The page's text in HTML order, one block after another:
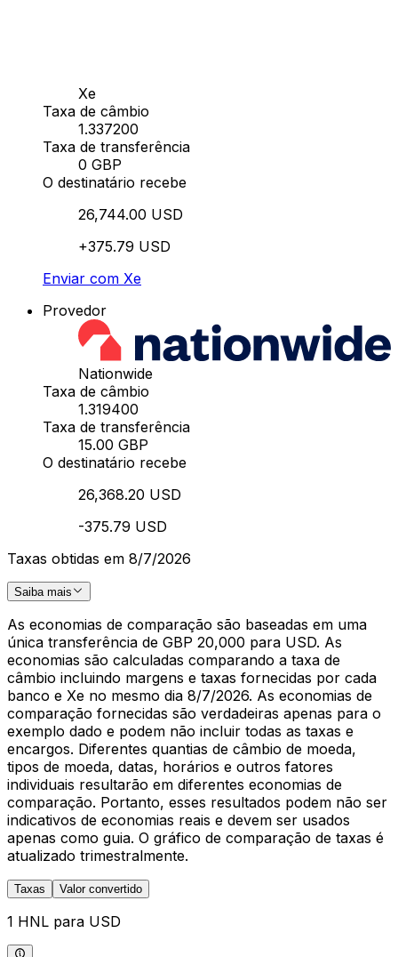
Xe
Taxa de câmbio
1.337200
Taxa de transferência
0 GBP
O destinatário recebe
26,744.00 USD
+375.79 USD
Enviar com Xe
Provedor
Nationwide
Taxa de câmbio
1.319400
Taxa de transferência
15.00 GBP
O destinatário recebe
26,368.20 USD
-375.79 USD
Taxas obtidas em 8/7/2026
Saiba mais
As economias de comparação são baseadas em uma
única transferência de GBP 20,000 para USD. As
economias são calculadas comparando a taxa de
câmbio incluindo margens e taxas fornecidas por cada
banco e Xe no mesmo dia 8/7/2026. As economias de
comparação fornecidas são verdadeiras apenas para o
exemplo dado e podem não incluir todas as taxas e
encargos. Diferentes quantias de câmbio de moeda,
tipos de moeda, datas, horários e outros fatores
individuais resultarão em diferentes economias de
comparação. Portanto, esses resultados podem não ser
indicativos de economias reais e devem ser usados
apenas como guia. O gráfico de comparação de taxas é
atualizado trimestralmente.
Taxas Valor convertido
1 HNL para USD